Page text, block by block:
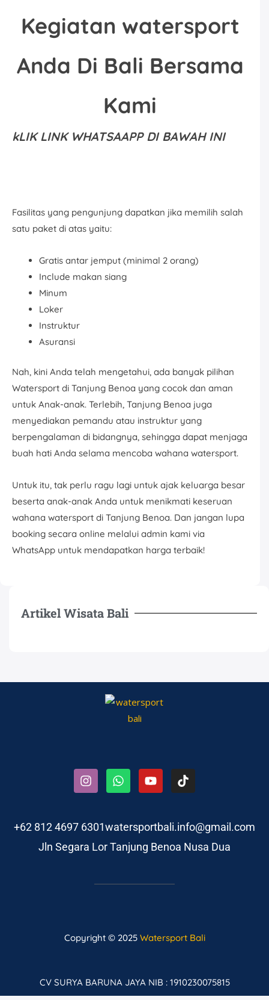
Kegiatan watersport
Anda Di Bali Bersama
Kami
kLIK LINK WHATSAAPP DI BAWAH INI
Fasilitas yang pengunjung dapatkan jika memilih salah
satu paket di atas yaitu:
Gratis antar jemput (minimal 2 orang)
Include makan siang
Minum
Loker
Instruktur
Asuransi
Nah, kini Anda telah mengetahui, ada banyak pilihan
Watersport di Tanjung Benoa yang cocok dan aman
untuk Anak-anak. Terlebih, Tanjung Benoa juga
menyediakan pemandu atau instruktur yang
berpengalaman di bidangnya, sehingga dapat menjaga
buah hati Anda selama mencoba wahana watersport.
Untuk itu, tak perlu ragu lagi untuk ajak keluarga besar
beserta anak-anak Anda untuk menikmati keseruan
wahana watersport di Tanjung Benoa. Dan jangan lupa
booking secara online melalui admin kami via
WhatsApp untuk mendapatkan harga terbaik!
Artikel Wisata Bali
+62 812 4697 6301watersportbali.info@gmail.com
Jln Segara Lor Tanjung Benoa Nusa Dua
Copyright © 2025 Watersport Bali
CV SURYA BARUNA JAYA NIB : 1910230075815